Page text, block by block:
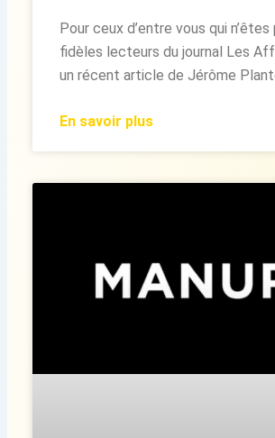
Pour ceux d’entre vous qui n’êtes
fidèles lecteurs du journal Les
un récent article de Jérôme
En savoir plus